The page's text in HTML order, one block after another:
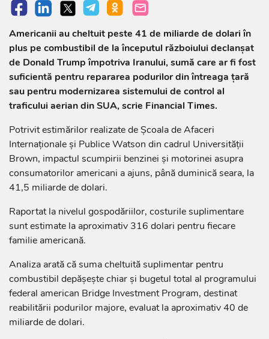
Americanii au cheltuit peste 41 de miliarde de dolari în
plus pe combustibil de la începutul războiului declanșat
de Donald Trump împotriva Iranului, sumă care ar fi fost
suficientă pentru repararea podurilor din întreaga țară
sau pentru modernizarea sistemului de control al
traficului aerian din SUA, scrie Financial Times.
Potrivit estimărilor realizate de Școala de Afaceri
Internaționale și Publice Watson din cadrul Universității
Brown, impactul scumpirii benzinei și motorinei asupra
consumatorilor americani a ajuns, până duminică seara, la
41,5 miliarde de dolari.
Raportat la nivelul gospodăriilor, costurile suplimentare
sunt estimate la aproximativ 316 dolari pentru fiecare
familie americană.
Analiza arată că suma cheltuită suplimentar pentru
combustibil depășește chiar și bugetul total al programului
federal american Bridge Investment Program, destinat
reabilitării podurilor majore, evaluat la aproximativ 40 de
miliarde de dolari.